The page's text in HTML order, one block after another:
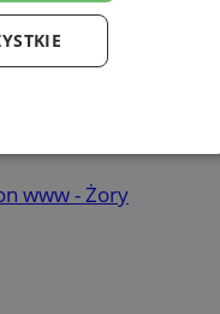
www - Żory
Targetowanie